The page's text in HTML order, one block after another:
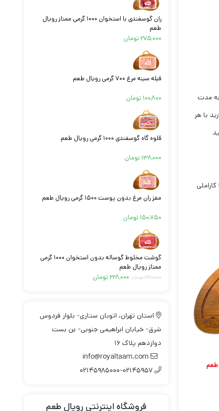
مدت
با هر
ران گوسفندی با استخوان ۱۰۰۰ گرمی ممتاز رویال
طعم
۲۷۵,۰۰۰ تومان
فیله سینه مرغ ۷۰۰ گرمی رویال طعم
۱۰۰,۸۰۰ تومان
قلوه گاه گوسفندی ۱۰۰۰ گرمی رویال طعم
۱۳۸,۰۰۰ تومان
مغز ران مرغ بدون پوست ۱۵۰۰ گرمی رویال طعم
۱۵۰,۷۵۰ تومان
گوشت مخلوط گوساله بدون استخوان ۱۰۰۰ گرمی
ممتاز رویال طعم
۲۴۰,۰۰۰تومان قیمت
۲۲۸,۰۰۰ تومانقیمت
استان تهران، اتوبان ستاری- بلوار فردوس
شرق- خیابان ابراهیمی جنوبی- بن بست
دوازدهم پلاک ۱۶
info@royaltaam.com
۰۲۱۴۵۹۸۵۰۰۰-۰۲۱۴۵۹۵۷
فروشگاه اینترنتی رویال طعم